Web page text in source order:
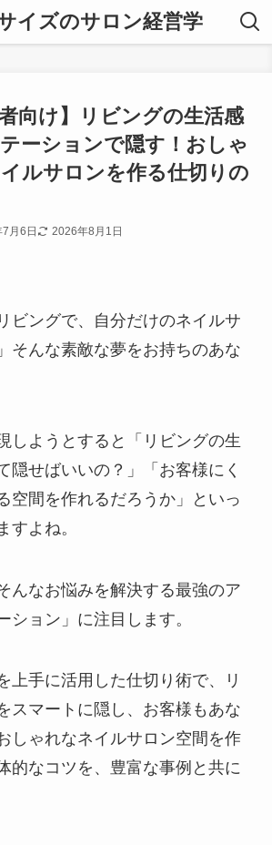
イズのサロン経営学
者向け】リビングの生活感
ーションで隠す！おしゃ
ルサロンを作る仕切りの
月6日 2026年8月1日
ビングで、自分だけのネイルサ
そんな素敵な夢をお持ちのあな
しようとすると「リビングの生
隠せばいいの？」「お客様にく
空間を作れるだろうか」といっ
すよね。
んなお悩みを解決する最強のア
ション」に注目します。
上手に活用した仕切り術で、リ
スマートに隠し、お客様もあな
しゃれなネイルサロン空間を作
的なコツを、豊富な事例と共に